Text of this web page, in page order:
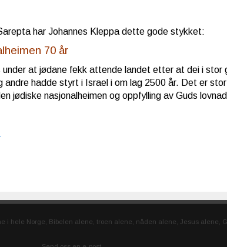
har Johannes Kleppa dette gode stykket:
70 år
at jødane fekk attende landet etter at dei i stor
andre hadde styrt i Israel i om lag 2500 år. Det er
jødiske nasjonalheimen og oppfylling av Guds
i hele Norge, Bibelen alene, troen alene, nåden alene, Jesus alene,